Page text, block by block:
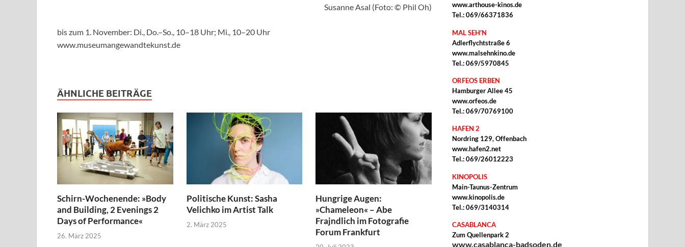
Susanne Asal (Foto: © Phil Oh)
bis zum 1. November: Di., Do.–So., 10–18 Uhr; Mi., 10–20 Uhr
www.museumangewandtekunst.de
ÄHNLICHE BEITRÄGE
Schirn-Wochenende: »Body
and Building, 2 Evenings 2
Days of Performance«
26. März 2025
Politische Kunst: Sasha
Velichko im Artist Talk
2. März 2025
Hungrige Augen:
»Chameleon« – Abe
Frajndlich im Fotografie
Forum Frankfurt
www.arthouse-kinos.de
Tel.: 069/66371836
MAL SEH'N
Adlerflychtstraße 6
www.malsehnkino.de
Tel.: 069/5970845
ORFEOS ERBEN
Hamburger Allee 45
www.orfeos.de
Tel.: 069/70769100
HAFEN 2
Nordring 129, Offenbach
www.hafen2.net
Tel.: 069/26012223
KINOPOLIS
Main-Taunus-Zentrum
www.kinopolis.de
Tel.: 069/3140314
CASABLANCA
Zum Quellenpark 2
www.casablanca-badsoden.de